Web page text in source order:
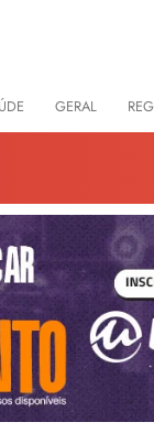
GERAL